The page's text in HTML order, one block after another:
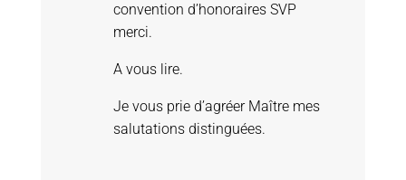
convention d’honoraires SVP
merci.
A vous lire.
Je vous prie d’agréer Maître mes
salutations distinguées.